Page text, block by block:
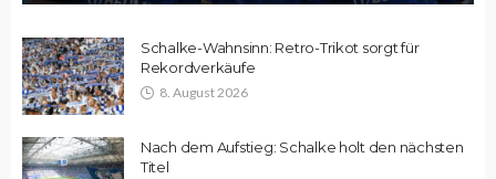
Schalke-Wahnsinn: Retro-Trikot sorgt für
Rekordverkäufe
8. August 2026
Nach dem Aufstieg: Schalke holt den nächsten
Titel